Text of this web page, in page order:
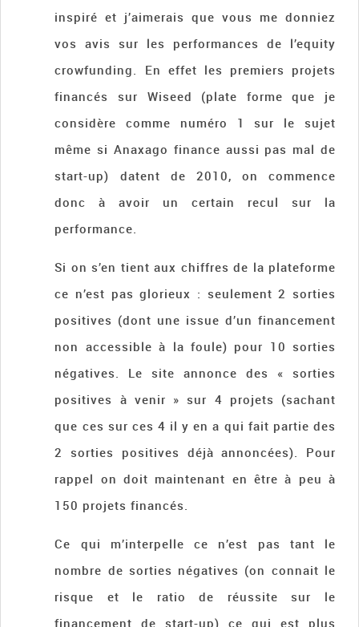
inspiré et j’aimerais que vous me donniez
vos avis sur les performances de l’equity
crowfunding. En effet les premiers projets
financés sur Wiseed (plate forme que je
considère comme numéro 1 sur le sujet
même si Anaxago finance aussi pas mal de
start-up) datent de 2010, on commence
donc à avoir un certain recul sur la
performance.
Si on s’en tient aux chiffres de la plateforme
ce n’est pas glorieux : seulement 2 sorties
positives (dont une issue d’un financement
non accessible à la foule) pour 10 sorties
négatives. Le site annonce des « sorties
positives à venir » sur 4 projets (sachant
que ces sur ces 4 il y en a qui fait partie des
2 sorties positives déjà annoncées). Pour
rappel on doit maintenant en être à peu à
150 projets financés.
Ce qui m’interpelle ce n’est pas tant le
nombre de sorties négatives (on connait le
risque et le ratio de réussite sur le
financement de start-up) ce qui est plus